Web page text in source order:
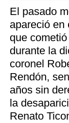
El pasado
apareció en
que
durante la
coronel
Rendón,
años sin
la
Renato